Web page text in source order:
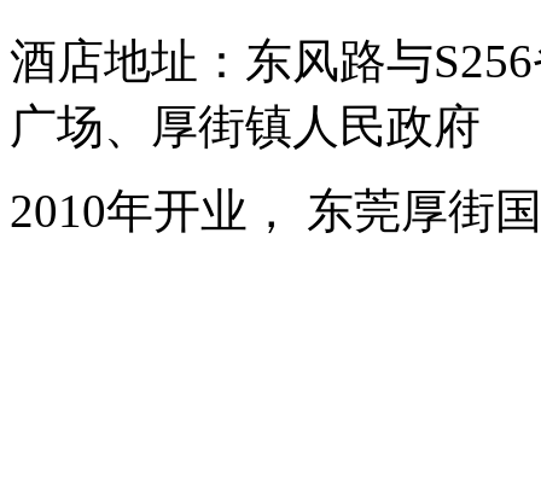
酒店地址：东风路与
广场、厚街镇人民政府
2010年开业， 东莞厚